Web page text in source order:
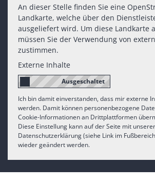
An dieser Stelle finden Sie eine
Landkarte, welche über den
ausgeliefert wird. Um diese Landkarte
müssen Sie der Verwendung von
zustimmen.
Externe Inhalte
Ich bin damit einverstanden, dass mir externe
werden. Damit können personenbezogene
Cookie-Informationen an Drittplattformen
Diese Einstellung kann auf der Seite mit unserer
Datenschutzerklärung (siehe Link im
wieder geändert werden.